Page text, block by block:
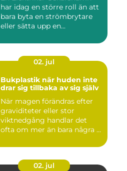
har idag en större roll än att
bara byta en strömbrytare
eller sätta upp en...
02. jul
Bukplastik när huden inte
drar sig tillbaka av sig själv
När magen förändras efter
graviditeter eller stor
viktnedgång handlar det
ofta om mer än bara några ...
02. jul